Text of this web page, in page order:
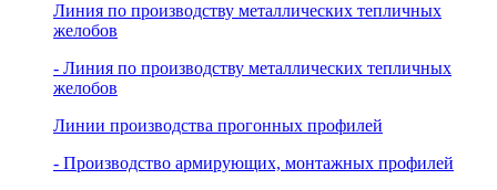
Линия по производству металлических тепличных
желобов
- Линия по производству металлических тепличных
желобов
Линии производства прогонных профилей
- Производство армирующих, монтажных профилей